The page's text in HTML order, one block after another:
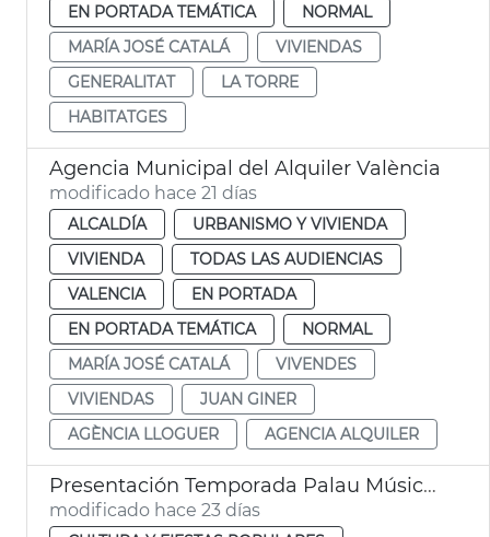
EN PORTADA TEMÁTICA
NORMAL
MARÍA JOSÉ CATALÁ
VIVIENDAS
GENERALITAT
LA TORRE
HABITATGES
Agencia Municipal del Alquiler València
modificado hace 21 días
ALCALDÍA
URBANISMO Y VIVIENDA
VIVIENDA
TODAS LAS AUDIENCIAS
VALENCIA
EN PORTADA
EN PORTADA TEMÁTICA
NORMAL
MARÍA JOSÉ CATALÁ
VIVENDES
VIVIENDAS
JUAN GINER
AGÈNCIA LLOGUER
AGENCIA ALQUILER
Presentación Temporada Palau Música València
modificado hace 23 días